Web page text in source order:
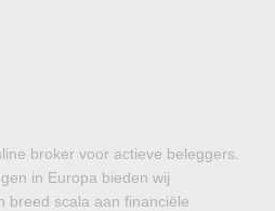
broker voor actieve beleggers.
in Europa bieden wij
breed scala aan financiële